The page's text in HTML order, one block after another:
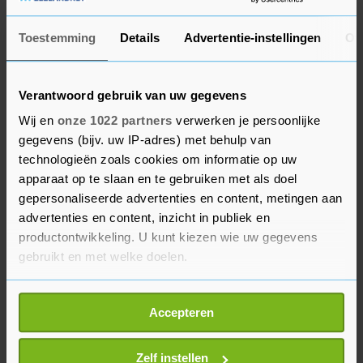
Toestemming Details Advertentie-instellingen
Verantwoord gebruik van uw gegevens
Wij en onze 1022 partners verwerken je persoonlijke
gegevens (bijv. uw IP-adres) met behulp van
technologieën zoals cookies om informatie op uw
apparaat op te slaan en te gebruiken met als doel
gepersonaliseerde advertenties en content, metingen aan
advertenties en content, inzicht in publiek en
productontwikkeling. U kunt kiezen wie uw gegevens
gebruikt en met welke doelen.
Als u het toestaat, willen we ook graag:
Informatie verzamelen over uw geografische
locatie, die tot een paar meter nauwkeurig kan zijn
Uw apparaat identificeren door het actief te
Accepteren
Zelf instellen
relevant om te kijken wie wat precies heeft
gedaan." Hij stelde dat bij overheden
vooroordelen soms onbewust in een systeem
dat ambtenaren in de hele linie zich daarvan
bewust blijven. Dat kan ook voorkomen dat er in
systemen ongewenste algoritmen ontstaan.
Het is volgens Van Huffelen aan het Openbaar
Ministerie om te bepalen of de
bestuursrechtelijke overtreding die de AP heeft
geconstateerd mogelijk een strafbaar feit is. Dat
staat los van de aangifte die zij samen met haar
collega Hans Vijlbrief van Fiscaliteit heeft gedaan
van mogelijke beroepsmatige discriminatie. Het
OM beoordeelt dat zelfstandig.